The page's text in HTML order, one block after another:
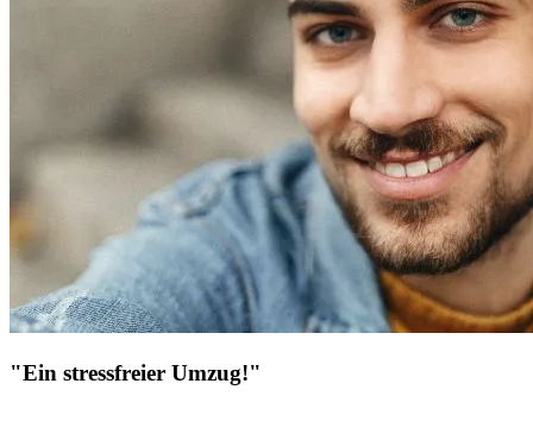
"Ein stressfreier Umzug!"